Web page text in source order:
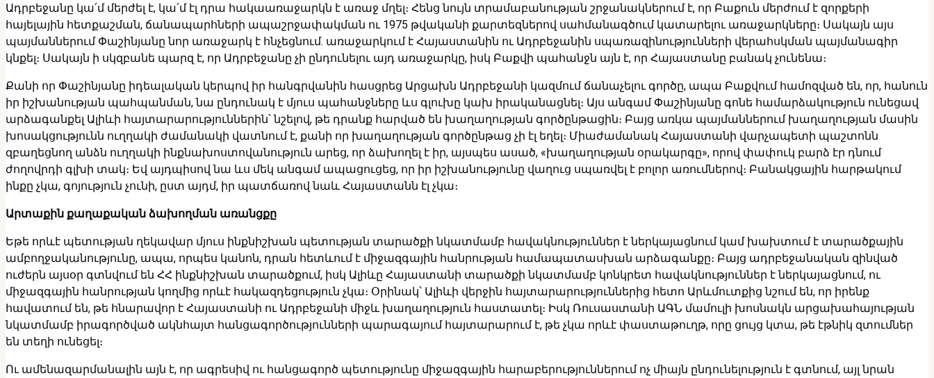
Ադրբեջանը կա՛մ մերժել է, կա՛մ էլ դրա հակաառաջարկն է առաջ մղել։ Հենց նույն տրամաբանության շրջանակներում է, որ Բաքուն մերժում է զորքերի
հայելային հետքաշման, ճանապարհների ապաշրջափակման ու 1975 թվականի քարտեզներով սահմանագծում կատարելու առաջարկները։ Սակայն այս
պայմաններում Փաշինյանը նոր առաջարկ է հնչեցնում. առաջարկում է Հայաստանին ու Ադրբեջանին սպառազինությունների վերահսկման պայմանագիր
կնքել։ Սակայն ի սկզբանե պարզ է, որ Ադրբեջանը չի ընդունելու այդ առաջարկը, իսկ Բաքվի պահանջն այն է, որ Հայաստանը բանակ չունենա։
Քանի որ Փաշինյանը իդեալական կերպով իր հանգրվանին հասցրեց Արցախն Ադրբեջանի կազմում ճանաչելու գործը, ապա Բաքվում համոզված են, որ, հանուն
իր իշխանության պահպանման, նա ընդունակ է մյուս պահանջները ևս գլուխը կախ իրականացնել։ Այս անգամ Փաշինյանը գոնե համարձակություն ունեցավ
արձագանքել Ալիևի հայտարարություններին՝ նշելով, թե դրանք հարված են խաղաղության գործընթացին։ Բայց առկա պայմաններում խաղաղության մասին
խոսակցությունն ուղղակի ժամանակի վատնում է, քանի որ խաղաղության գործընթաց չի էլ եղել։ Միաժամանակ Հայաստանի վարչապետի պաշտոնն
զբաղեցնող անձն ուղղակի ինքնախոստովանություն արեց, որ ձախողել է իր, այսպես ասած, «խաղաղության օրակարգը», որով փափուկ բարձ էր դնում
ժողովրդի գլխի տակ։ Եվ այդպիսով նա ևս մեկ անգամ ապացուցեց, որ իր իշխանությունը վաղուց սպառվել է բոլոր առումներով։ Բանակցային հարթակում
ինքը չկա, գոյություն չունի, ըստ այդմ, իր պատճառով նաև Հայաստանն էլ չկա։
Արտաքին քաղաքական ձախողման առանցքը
Եթե որևէ պետության ղեկավար մյուս ինքնիշխան պետության տարածքի նկատմամբ հավակնություններ է ներկայացնում կամ խախտում է տարածքային
ամբողջականությունը, ապա, որպես կանոն, դրան հետևում է միջազգային հանրության համապատասխան արձագանքը։ Բայց ադրբեջանական զինված
ուժերն այսօր գտնվում են ՀՀ ինքնիշխան տարածքում, իսկ Ալիևը Հայաստանի տարածքի նկատմամբ կոնկրետ հավակնություններ է ներկայացնում, ու
միջազգային հանրության կողմից որևէ հակազդեցություն չկա։ Օրինակ՝ Ալիևի վերջին հայտարարություններից հետո Արևմուտքից նշում են, որ իրենք
հավատում են, թե հնարավոր է Հայաստանի ու Ադրբեջանի միջև խաղաղություն հաստատել։ Իսկ Ռուսաստանի ԱԳՆ մամուլի խոսնակն արցախահայության
նկատմամբ իրագործված ակնհայտ հանցագործությունների պարագայում հայտարարում է, թե չկա որևէ փաստաթուղթ, որը ցույց կտա, թե էթնիկ զտումներ
են տեղի ունեցել։
Ու ամենազարմանալին այն է, որ ագրեսիվ ու հանցագործ պետությունը միջազգային հարաբերություններում ոչ միայն ընդունելություն է գտնում, այլ նրան